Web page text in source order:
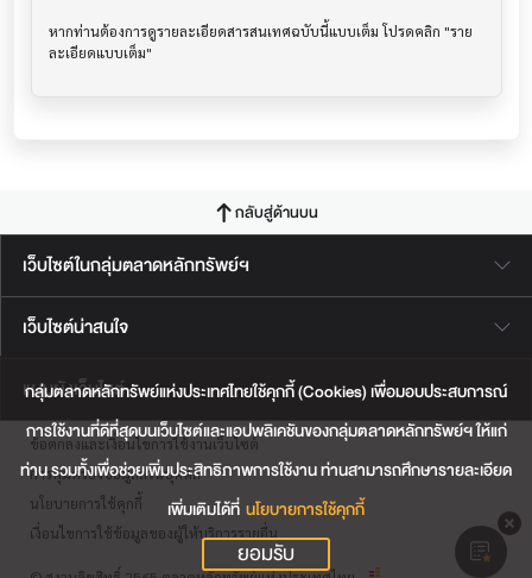
กลุ่มตลาดหลักทรัพย์แห่งประเทศไทยใช้คุกกี้ (Cookies) เพื่อมอบประสบการณ์
การใช้งานที่ดีที่สุดบนเว็บไซต์และแอปพลิเคชันของกลุ่มตลาดหลักทรัพย์ฯ ให้แก่
ท่าน รวมทั้งเพื่อช่วยเพิ่มประสิทธิภาพการใช้งาน ท่านสามารถศึกษารายละเอียด
เพิ่มเติมได้ที่ นโยบายการใช้คุกกี้
ยอมรับ
หากท่านต้องการดูรายละเอียดสารสนเทศฉบับนี้แบบเต็ม โปรดคลิก "ราย
กลับสู่ด้านบน
เว็บไซต์ในกลุ่มตลาดหลักทรัพย์ฯ
เว็บไซต์น่าสนใจ
แผนผังเว็บไซต์
ข้อตกลงและเงื่อนไขการใช้งานเว็บไซต์
การคุ้มครองข้อมูลส่วนบุคคล
นโยบายการใช้คุกกี้
เงื่อนไขการใช้ข้อมูลของผู้ให้บริการรายอื่น